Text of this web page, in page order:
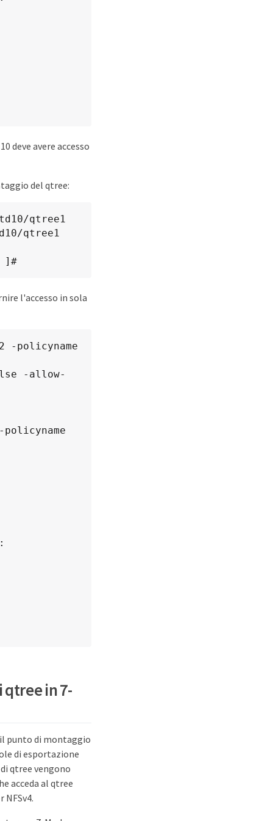
deve avere accesso
del qtree:
qtree1
]#
l'accesso in sola
policyname
-allow-
in 7-
il punto di montaggio
di esportazione
qtree vengono
acceda al qtree